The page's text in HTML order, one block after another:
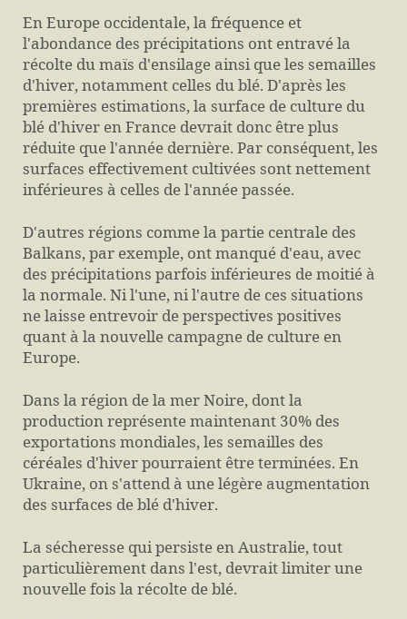
En Europe occidentale, la fréquence et
l'abondance des précipitations ont entravé la
récolte du maïs d'ensilage ainsi que les semailles
d'hiver, notamment celles du blé. D'après les
premières estimations, la surface de culture du
blé d'hiver en France devrait donc être plus
réduite que l'année dernière. Par conséquent, les
surfaces effectivement cultivées sont nettement
inférieures à celles de l'année passée.
D'autres régions comme la partie centrale des
Balkans, par exemple, ont manqué d'eau, avec
des précipitations parfois inférieures de moitié à
la normale. Ni l'une, ni l'autre de ces situations
ne laisse entrevoir de perspectives positives
quant à la nouvelle campagne de culture en
Europe.
Dans la région de la mer Noire, dont la
production représente maintenant 30% des
exportations mondiales, les semailles des
céréales d'hiver pourraient être terminées. En
Ukraine, on s'attend à une légère augmentation
des surfaces de blé d'hiver.
La sécheresse qui persiste en Australie, tout
particulièrement dans l'est, devrait limiter une
nouvelle fois la récolte de blé.